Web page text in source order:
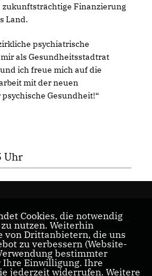
zukunftsträchtige Finanzierung
Land.
psychiatrische
als Gesundheitsstadtrat
ich freue mich auf die
mit der neuen
Gesundheit!“
Uhr
Homepage des CDU
Kreisverbandes
Charlottenburg-
Wilmersdorf
Cookies, die notwendig
nutzen. Weiterhin
von Drittanbietern, die uns
zu verbessern (Website-
bestimmter
Ihre Einwilligung. Ihre
jederzeit widerrufen. Weitere